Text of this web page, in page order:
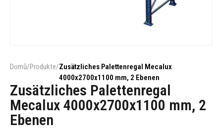
Domů/Produkte/Zusätzliches Palettenregal Mecalux
4000x2700x1100 mm, 2 Ebenen
Zusätzliches Palettenregal
Mecalux 4000x2700x1100 mm, 2
Ebenen